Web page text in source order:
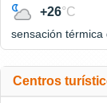
+26°C
sensación térmica
Centros